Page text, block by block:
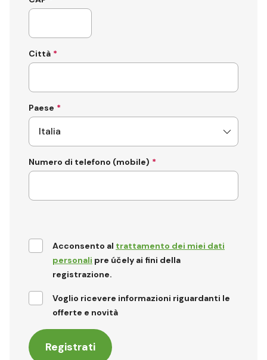
Città
Paese
Numero di telefono (mobile)
Acconsento al trattamento dei miei dati
personali pre účely ai fini della
registrazione.
Voglio ricevere informazioni riguardanti le
offerte e novità
Registrati